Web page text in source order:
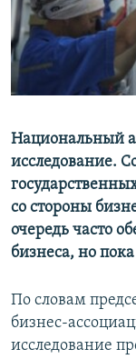
Национальный
исследование.
со стороны
очередь часто
бизнеса, но
По словам
бизнес-
исследование